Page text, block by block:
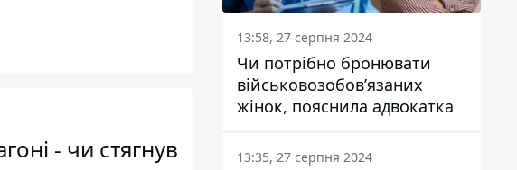
- чи стягнув
13:58, 27 серпня 2024
Чи потрібно бронювати
військовозобов’язаних
жінок, пояснила адвокатка
13:35, 27 серпня 2024